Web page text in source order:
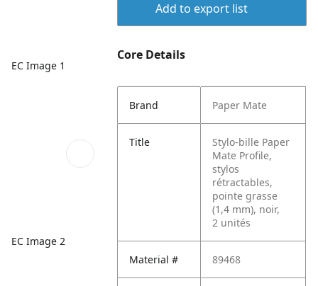
EC Image 1
EC Image 2
Add to export list
Core Details
Brand Paper Mate
Title
Stylo-bille Paper
Mate Profile,
stylos
rétractables,
pointe grasse
(1,4 mm), noir,
2 unités
Material # 89468